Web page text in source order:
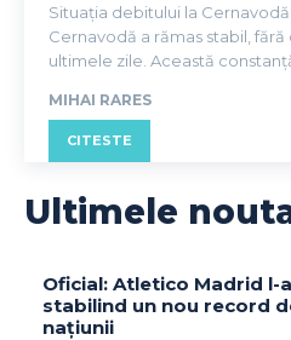
Situația debitului la
Cernavodă a rămas stabil,
ultimele zile. Această
MIHAI RARES
CITESTE
Ultimele
Oficial: Atletico Madrid l-
stabilind un nou record
națiunii